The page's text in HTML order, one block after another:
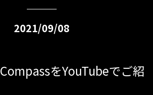
2021/09/08
CompassをYouTubeでご紹